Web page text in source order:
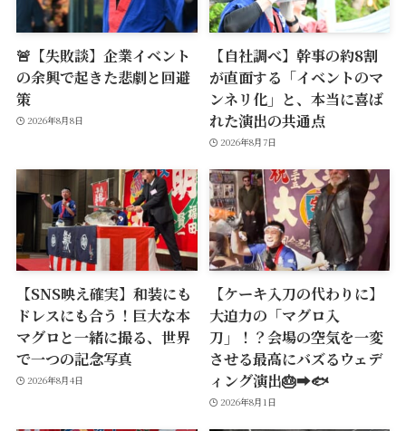
🚨【失敗談】企業イベント
の余興で起きた悲劇と回避
策
2026年8月8日
【自社調べ】幹事の約8割
が直面する「イベントのマ
ンネリ化」と、本当に喜ば
れた演出の共通点
2026年8月7日
【SNS映え確実】和装にも
ドレスにも合う！巨大な本
マグロと一緒に撮る、世界
で一つの記念写真
2026年8月4日
【ケーキ入刀の代わりに】
大迫力の「マグロ入
刀」！？会場の空気を一変
させる最高にバズるウェデ
ィング演出🎂➡️🐟
2026年8月1日